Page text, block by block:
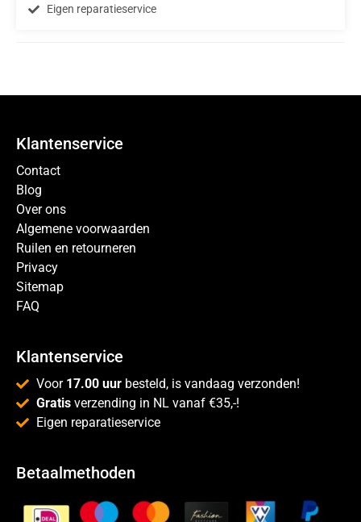
Eigen reparatieservice
Klantenservice
Contact
Blog
Over ons
Algemene voorwaarden
Ruilen en retourneren
Privacy
Sitemap
FAQ
Klantenservice
Voor 17.00 uur besteld, is vandaag verzonden!
Gratis verzending in NL vanaf €35,-!
Eigen reparatieservice
Betaalmethoden